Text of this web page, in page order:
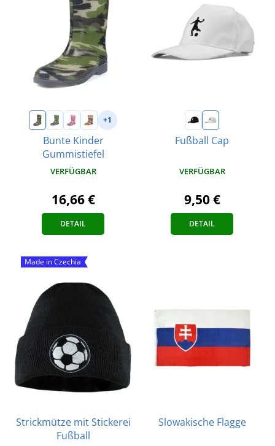
+1
Bunte Kinder
Gummistiefel
VERFÜGBAR
16,66 €
DETAIL
Fußball Cap
VERFÜGBAR
9,50 €
DETAIL
Made in Czechia
Strickmütze mit Stickerei
Fußball
Slowakische Flagge